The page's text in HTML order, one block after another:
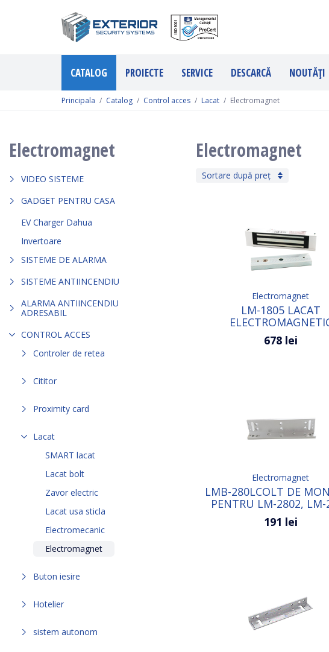
CATALOG PROIECTE SERVICE DESCARCĂ NOUTĂȚI
Principala Catalog Control acces Lacat Electromagnet
Electromagnet
VIDEO SISTEME
GADGET PENTRU CASA
EV Charger Dahua
Invertoare
SISTEME DE ALARMA
SISTEME ANTIINCENDIU
ALARMA ANTIINCENDIU
ADRESABIL
CONTROL ACCES
Controler de retea
Cititor
Proximity card
Lacat
SMART lacat
Lacat bolt
Zavor electric
Lacat usa sticla
Electromecanic
Electromagnet
Buton iesire
Hotelier
sistem autonom
Electromagnet
Sortare după preț
Electromagnet
LM-1805 LACAT
678 lei
Electromagnet
LMB-280LCOLT DE
PENTRU LM-2802,
ZKTECO
191 lei